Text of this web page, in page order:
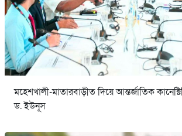
মহেশখালী-মাতারবাড়ীত দিয়ে আন্তর্জাতিক
ড. ইউনূস